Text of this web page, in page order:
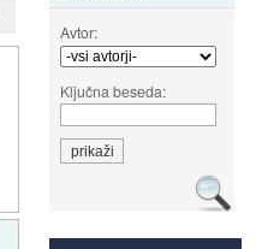
Avtor:
Ključna beseda: